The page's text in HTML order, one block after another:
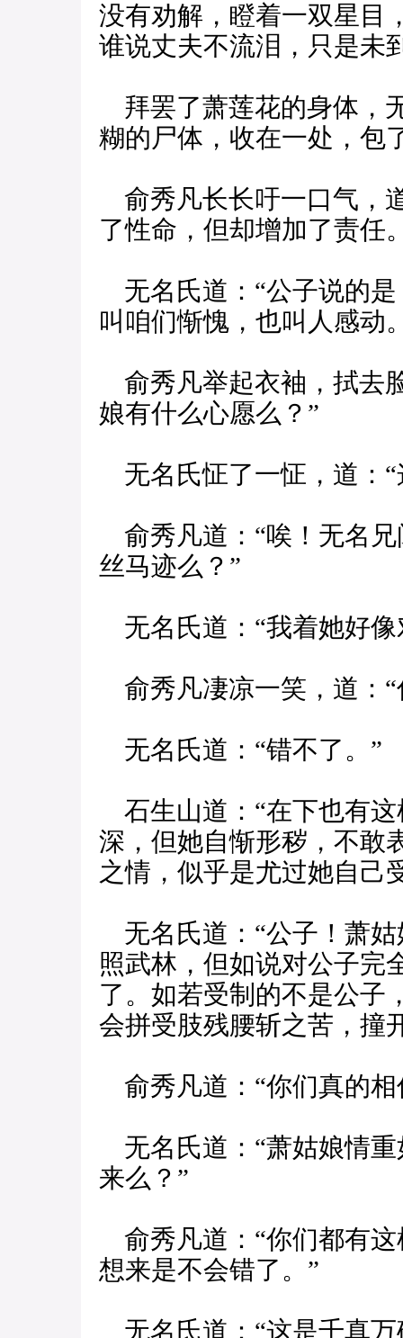
没有劝解，瞪着一双星目
谁说丈夫不流泪，只是未
拜罢了萧莲花的身体，
糊的尸体，收在一处，包
俞秀凡长长吁一口气，
了性命，但却增加了责任
无名氏道：“公子说的
叫咱们惭愧，也叫人感动
俞秀凡举起衣袖，拭去
娘有什么心愿么？”
无名氏怔了一怔，道：“
俞秀凡道：“唉！无名
丝马迹么？”
无名氏道：“我着她好像
俞秀凡凄凉一笑，道：“
无名氏道：“错不了。”
石生山道：“在下也有
深，但她自惭形秽，不敢
之情，似乎是尤过她自己
无名氏道：“公子！萧
照武林，但如说对公子完
了。如若受制的不是公子
会拼受肢残腰斩之苦，撞
俞秀凡道：“你们真的
无名氏道：“萧姑娘情
来么？”
俞秀凡道：“你们都有
想来是不会错了。”
无名氏道：“这是千真万